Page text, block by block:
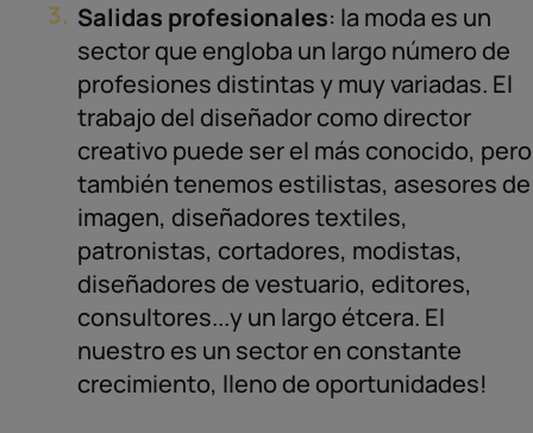
Salidas profesionales: la moda es un
sector que engloba un largo número de
profesiones distintas y muy variadas. El
trabajo del diseñador como director
creativo puede ser el más conocido, pero
también tenemos estilistas, asesores de
imagen, diseñadores textiles,
patronistas, cortadores, modistas,
diseñadores de vestuario, editores,
consultores...y un largo étcera. El
nuestro es un sector en constante
crecimiento, lleno de oportunidades!